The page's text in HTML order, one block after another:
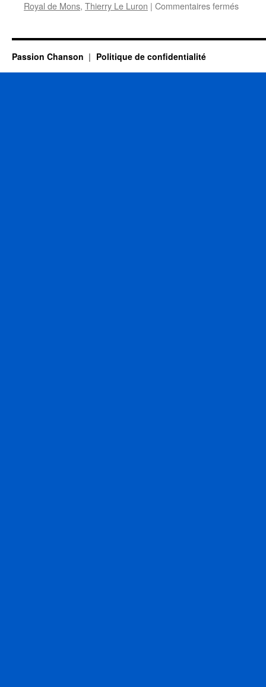
Royal de Mons, Thierry Le Luron | Commentaires ferméssur
Passion Chanson Politique de confidentialité